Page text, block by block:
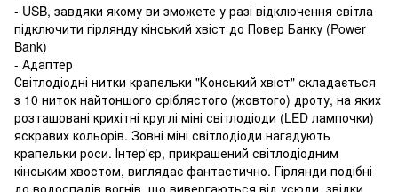
- USB, завдяки якому ви зможете у разі відключення світла
підключити гірлянду кінський хвіст до Повер Банку (Power
Bank)
- Адаптер
Світлодіодні нитки крапельки "Конський хвіст" складається
з 10 ниток найтоншого сріблястого (жовтого) дроту, на яких
розташовані крихітні круглі міні світлодіоди (LED лампочки)
яскравих кольорів. Зовні міні світлодіоди нагадують
крапельки роси. Інтер'єр, прикрашений світлодіодним
кінським хвостом, виглядає фантастично. Гірлянди подібні
до водоспадів вогнів, що вивергаються від усюди, звідки